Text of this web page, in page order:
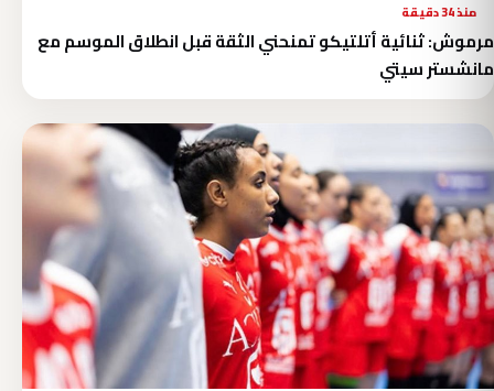
منذ 34 دقيقة
مرموش: ثنائية أتلتيكو تمنحني الثقة قبل انطلاق الموسم مع
مانشستر سيتي